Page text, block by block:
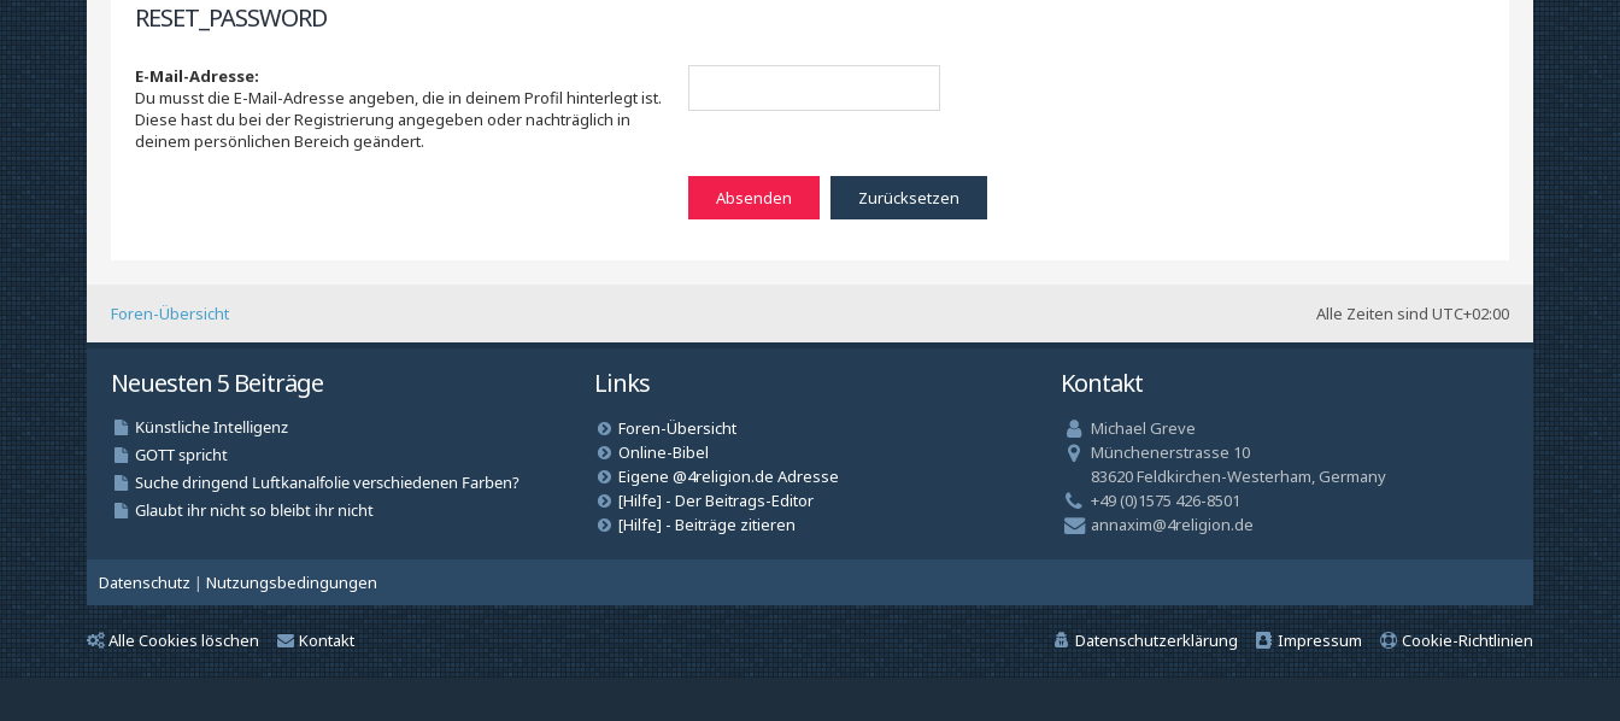
RESET_PASSWORD
E-Mail-Adresse:
Du musst die E-Mail-Adresse angeben, die in deinem Profil hinterlegt ist.
Diese hast du bei der Registrierung angegeben oder nachträglich in
deinem persönlichen Bereich geändert.
Alle Zeiten sind UTC+02:00
Foren-Übersicht
Neuesten 5 Beiträge Links
Foren-Übersicht
Online-Bibel
Eigene @4religion.de Adresse
[Hilfe] - Der Beitrags-Editor
[Hilfe] - Beiträge zitieren
Kontakt
Michael Greve
Münchenerstrasse 10
83620 Feldkirchen-Westerham, Germany
+49 (0)1575 426-8501
annaxim@4religion.de
Datenschutz | Nutzungsbedingungen
Alle Cookies löschen Cookie-Richtlinien
Impressum
Datenschutzerklärung
Kontakt